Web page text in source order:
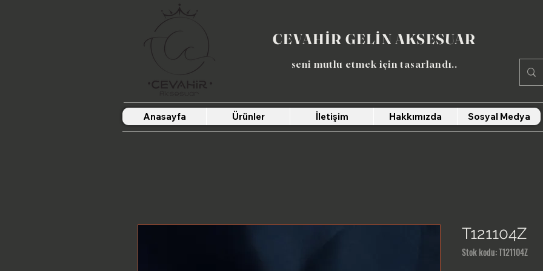
CEVAHİR GELİN AKSESUAR
seni mutlu etmek için tasarlandı​..
Anasayfa Ürünler İletişim Hakkımızda Sosyal Medya
T121104Z
Stok kodu: T121104Z